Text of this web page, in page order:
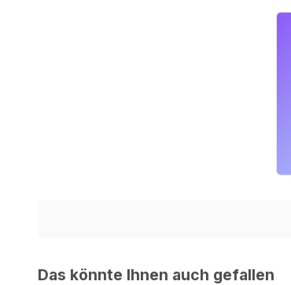
Das könnte Ihnen auch gefallen